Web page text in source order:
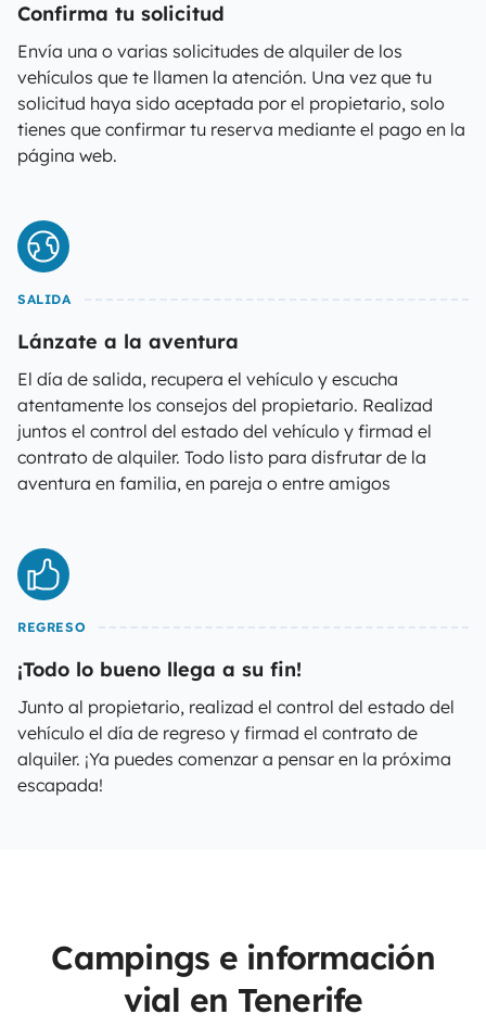
Confirma tu solicitud
Envía una o varias solicitudes de alquiler de los
vehículos que te llamen la atención. Una vez que tu
solicitud haya sido aceptada por el propietario, solo
tienes que confirmar tu reserva mediante el pago en la
página web.
SALIDA
Lánzate a la aventura
El día de salida, recupera el vehículo y escucha
atentamente los consejos del propietario. Realizad
juntos el control del estado del vehículo y firmad el
contrato de alquiler. Todo listo para disfrutar de la
aventura en familia, en pareja o entre amigos
REGRESO
¡Todo lo bueno llega a su fin!
Junto al propietario, realizad el control del estado del
vehículo el día de regreso y firmad el contrato de
alquiler. ¡Ya puedes comenzar a pensar en la próxima
escapada!
Campings e información
vial en Tenerife